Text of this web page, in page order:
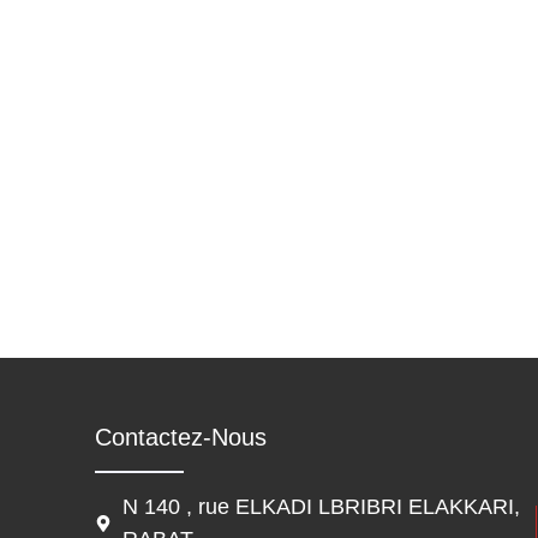
Contactez-Nous
N 140 , rue ELKADI LBRIBRI ELAKKARI,